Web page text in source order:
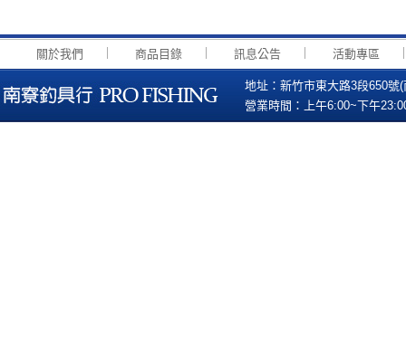
關於我們 商品目錄 訊息公告 活動專區
地址：新竹市東大路3段650
營業時間：上午6:00~下午